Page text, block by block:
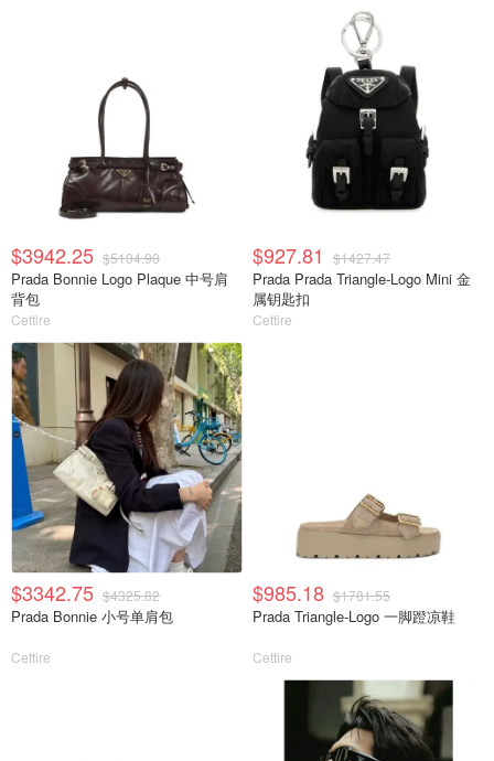
$3942.25 $5104.90
Prada Bonnie Logo Plaque 中号肩
背包
Cettire
$927.81 $1427.47
Prada Prada Triangle-Logo Mini 金
属钥匙扣
Cettire
$3342.75 $4325.82
Prada Bonnie 小号单肩包
Cettire
$985.18 $1781.55
Prada Triangle-Logo 一脚蹬凉鞋
Cettire